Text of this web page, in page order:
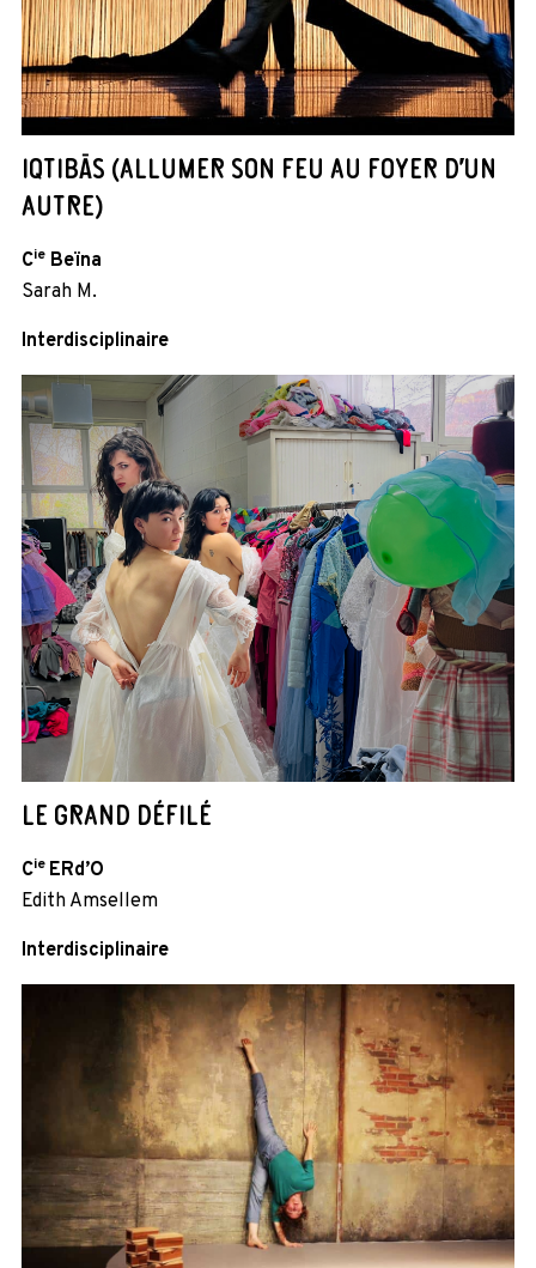
IQTIBĀS (ALLUMER SON FEU AU FOYER D’UN
AUTRE)
Cie Beïna
Sarah M.
Interdisciplinaire
LE GRAND DÉFILÉ
Cie ERd’O
Edith Amsellem
Interdisciplinaire